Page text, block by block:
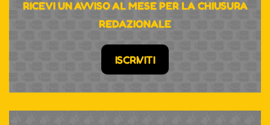
RICEVI UN AVVISO AL MESE PER LA CHIUSURA
REDAZIONALE
ISCRIVITI